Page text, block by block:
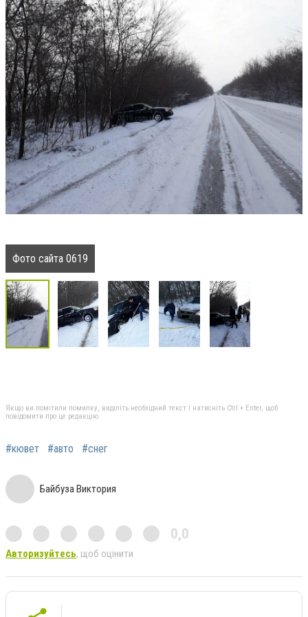
Фото сайта 0619
Якщо ви помітили помилку, виділіть необхідний текст і натисніть Ctrl + Enter, щоб
повідомити про це редакцію
#кювет #авто #снег
Байбуза Виктория
0,0
Авторизуйтесь, щоб оцінити